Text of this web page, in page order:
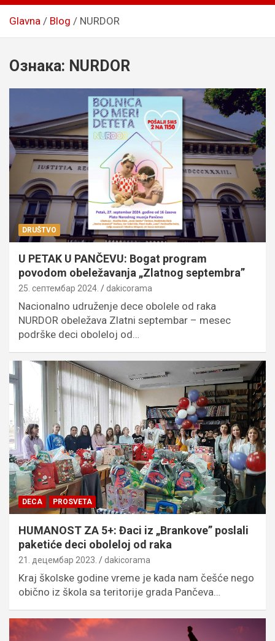
Glavna Blog NURDOR
Ознака: NURDOR
DRUŠTVO
U PETAK U PANČEVU: Bogat program
povodom obeležavanja „Zlatnog septembra”
25. септембар 2024. dakicorama
Nacionalno udruženje dece obolele od raka
NURDOR obeležava Zlatni septembar – mesec
podrške deci oboleloj od…
DECA PROSVETA
HUMANOST ZA 5+: Đaci iz „Brankove” poslali
paketiće deci oboleloj od raka
21. децембар 2023. dakicorama
Kraj školske godine vreme je kada nam češće nego
obično iz škola sa teritorije grada Pančeva…